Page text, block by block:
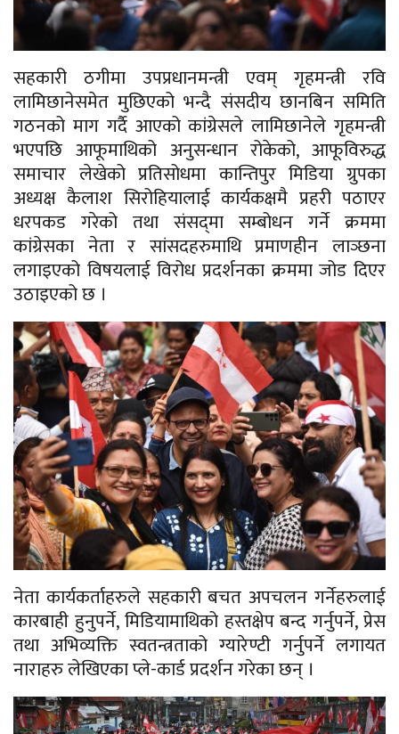
सहकारी ठगीमा उपप्रधानमन्त्री एवम् गृहमन्त्री रवि
लामिछानेसमेत मुछिएको भन्दै संसदीय छानबिन समिति
गठनको माग गर्दै आएको कांग्रेसले लामिछानेले गृहमन्त्री
भएपछि आफूमाथिको अनुसन्धान रोकेको, आफूविरुद्ध
समाचार लेखेको प्रतिसोधमा कान्तिपुर मिडिया ग्रुपका
अध्यक्ष कैलाश सिरोहियालाई कार्यकक्षमै प्रहरी पठाएर
धरपकड गरेको तथा संसद्‌मा सम्बोधन गर्ने क्रममा
कांग्रेसका नेता र सांसदहरुमाथि प्रमाणहीन लाञ्छना
लगाइएको विषयलाई विरोध प्रदर्शनका क्रममा जोड दिएर
उठाइएको छ ।
नेता कार्यकर्ताहरुले सहकारी बचत अपचलन गर्नेहरुलाई
कारबाही हुनुपर्ने, मिडियामाथिको हस्तक्षेप बन्द गर्नुपर्ने, प्रेस
तथा अभिव्यक्ति स्वतन्त्रताको ग्यारेण्टी गर्नुपर्ने लगायत
नाराहरु लेखिएका प्ले-कार्ड प्रदर्शन गरेका छन् ।